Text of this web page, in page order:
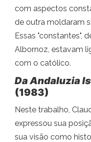
com aspectos
de outra moldaram
Essas "constantes",
Albornoz, estavam
com o católico.
Da Andaluzia
(1983)
Neste trabalho,
expressou sua
sua visão como